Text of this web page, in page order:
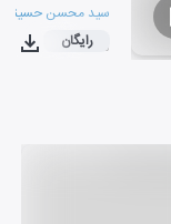
سید محسن حسینی
۰۳:۲۵
رایگان